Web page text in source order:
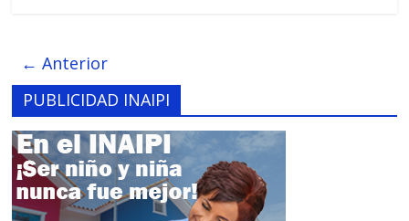
← Anterior
PUBLICIDAD INAIPI